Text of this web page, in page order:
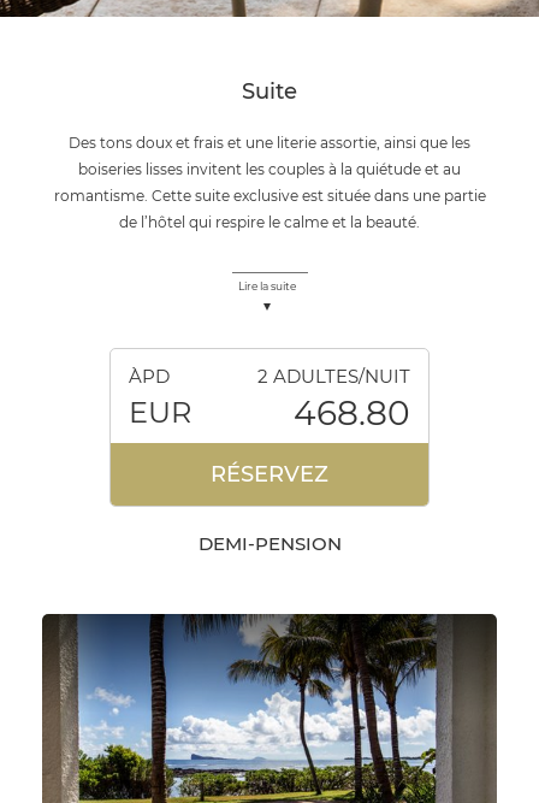
Suite
Des tons doux et frais et une literie assortie, ainsi que les
boiseries lisses invitent les couples à la quiétude et au
romantisme. Cette suite exclusive est située dans une partie
de l’hôtel qui respire le calme et la beauté.
Lire la suite
ÀPD 2 ADULTES/NUIT
EUR 468.80
RÉSERVEZ
DEMI-PENSION